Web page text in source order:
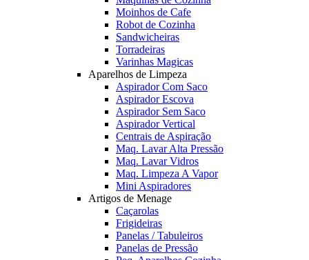
Moinhos de Cafe
Robot de Cozinha
Sandwicheiras
Torradeiras
Varinhas Magicas
Aparelhos de Limpeza
Aspirador Com Saco
Aspirador Escova
Aspirador Sem Saco
Aspirador Vertical
Centrais de Aspiração
Maq. Lavar Alta Pressão
Maq. Lavar Vidros
Maq. Limpeza A Vapor
Mini Aspiradores
Artigos de Menage
Caçarolas
Frigideiras
Panelas / Tabuleiros
Panelas de Pressão